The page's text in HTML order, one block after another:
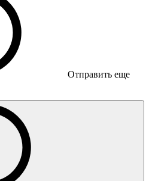
Отправить еще